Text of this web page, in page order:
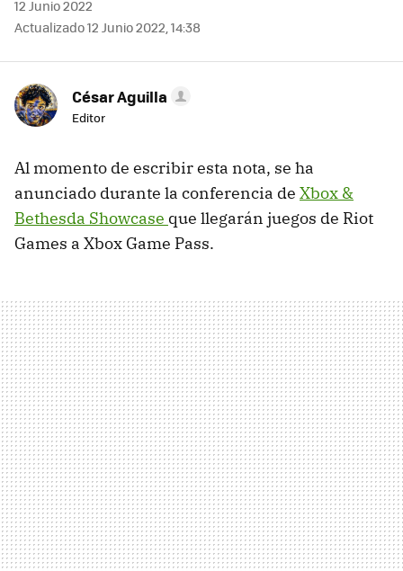
12 Junio 2022
Actualizado 12 Junio 2022, 14:38
César Aguilla
Editor
Al momento de escribir esta nota, se ha
anunciado durante la conferencia de Xbox &
Bethesda Showcase que llegarán juegos de Riot
Games a Xbox Game Pass.